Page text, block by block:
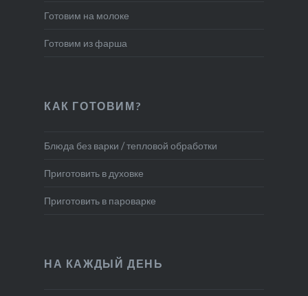
Готовим на молоке
Готовим из фарша
КАК ГОТОВИМ?
Блюда без варки / тепловой обработки
Приготовить в духовке
Приготовить в пароварке
НА КАЖДЫЙ ДЕНЬ